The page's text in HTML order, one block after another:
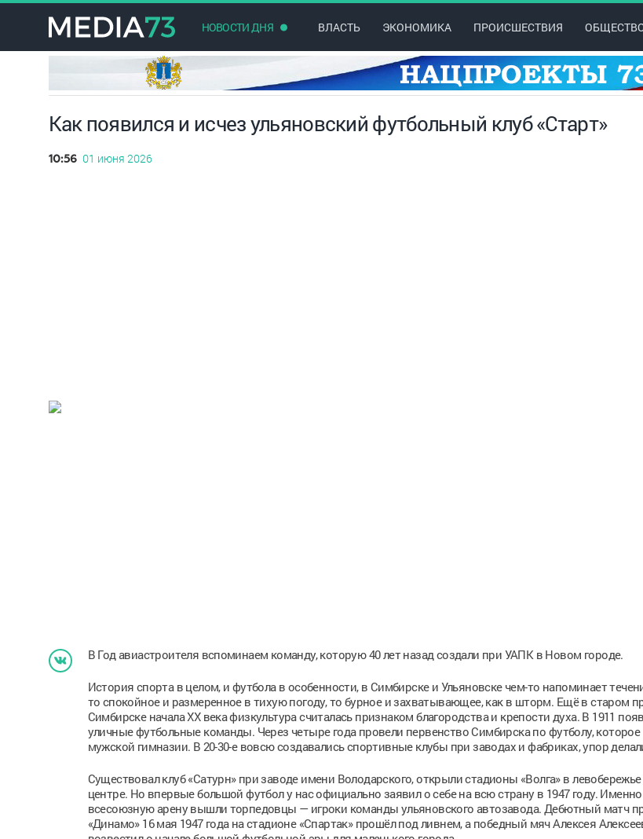
НОВОСТИ ДНЯ ВЛАСТЬ ЭКОНОМИКА ПРОИСШЕСТВИЯ
Как появился и исчез ульяновский футбольный клуб «Старт»
10:56 01 июня 2026
В Год авиастроителя вспоминаем команду, которую 40 лет назад создали при УАПК в Новом городе.
История спорта в целом, и футбола в особенности, в Симбирске и Ульяновске чем-то напоминает
то спокойное и размеренное в тихую погоду, то бурное и захватывающее, как в шторм. Ещё в старом
Симбирске начала ХХ века физкультура считалась признаком благородства и крепости духа. В 1911
уличные футбольные команды. Через четыре года провели первенство Симбирска по футболу,
мужской гимназии. В 20-30-е вовсю создавались спортивные клубы при заводах и фабриках, упор
Существовал клуб «Сатурн» при заводе имени Володарского, открыли стадионы «Волга» в левобережье
центре. Но впервые большой футбол у нас официально заявил о себе на всю страну в 1947 году. Именно
всесоюзную арену вышли торпедовцы — игроки команды ульяновского автозавода. Дебютный матч
«Динамо» 16 мая 1947 года на стадионе «Спартак» прошёл под ливнем, а победный мяч Алексея